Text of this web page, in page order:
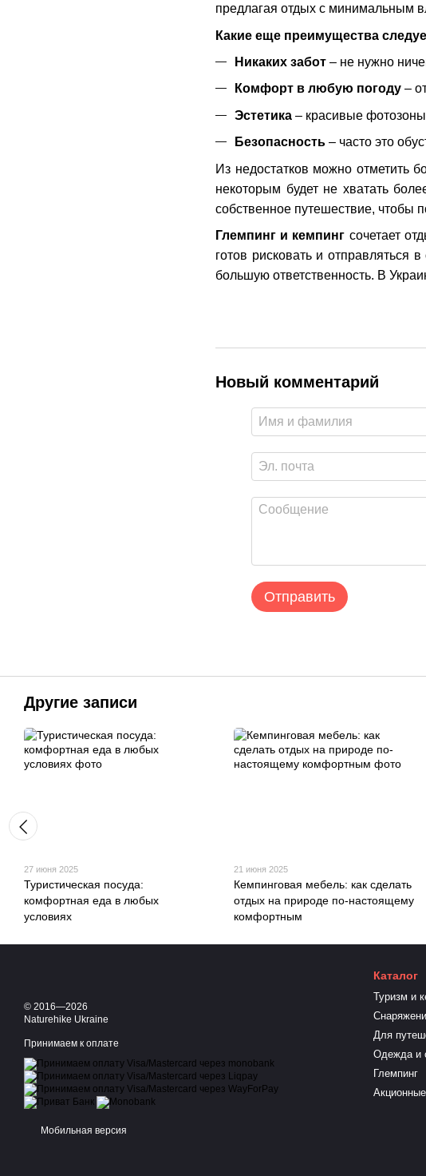
предлагая отдых с минимальным
Какие еще преимущества
Никаких забот – не нужно
Комфорт в любую погоду –
Эстетика – красивые
Безопасность – часто это
Из недостатков можно отметить
некоторым будет не хватать
собственное путешествие, чтобы
Глемпинг и кемпинг сочетает
готов рисковать и отправляться
большую ответственность. В
Новый комментарий
Отправить
Другие записи
27 июня 2025
Туристическая посуда:
комфортная еда в любых
условиях
21 июня 2025
Кемпинговая мебель: как сделать
отдых на природе по-настоящему
комфортным
© 2016—2026
Naturehike Ukraine
Принимаем к оплате
Мобильная версия
Каталог
Туризм и
Для
Одежда и
Глемпинг